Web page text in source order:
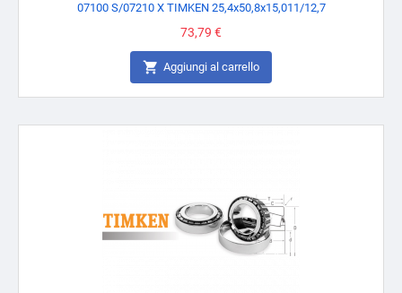
07100 S/07210 X TIMKEN 25,4x50,8x15,011/12,7
Prezzo
73,79 €
 Aggiungi al carrello